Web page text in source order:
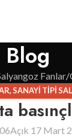
Blog
Fanlar
,SANAYI TIPI
Açık 17 Mart